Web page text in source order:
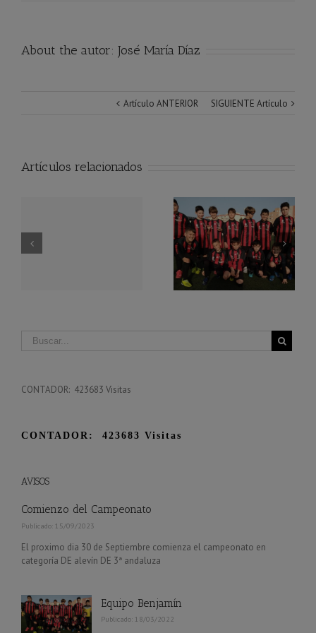
About the autor: José María Díaz
Artículo ANTERIOR SIGUIENTE Artículo
Artículos relacionados
Próximo partido A.D.
Lestonnac – C.D. Águila
CONTADOR: 423683 Visitas
CONTADOR: 423683 Visitas
AVISOS
Comienzo del Campeonato
Publicado: 15/09/2023
El proximo dia 30 de Septiembre comienza el campeonato en
categoría DE alevín DE 3ª andaluza
Equipo Benjamín
Publicado: 18/03/2022